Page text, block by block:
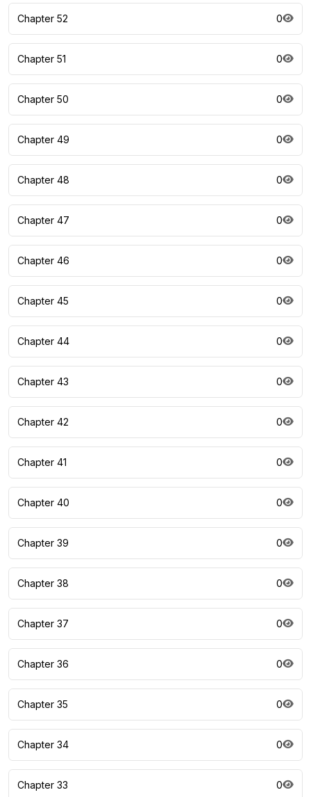
Chapter 52 0
Chapter 51 0
Chapter 50 0
Chapter 49 0
Chapter 48 0
Chapter 47 0
Chapter 46 0
Chapter 45 0
Chapter 44 0
Chapter 43 0
Chapter 42 0
Chapter 41 0
Chapter 40 0
Chapter 39 0
Chapter 38 0
Chapter 37 0
Chapter 36 0
Chapter 35 0
Chapter 34 0
Chapter 33 0